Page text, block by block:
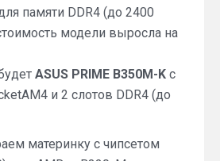
памяти DDR4 (до 2400
модели выросла на
ASUS PRIME B350M-K с
и 2 слотов DDR4 (до
материнку с чипсетом